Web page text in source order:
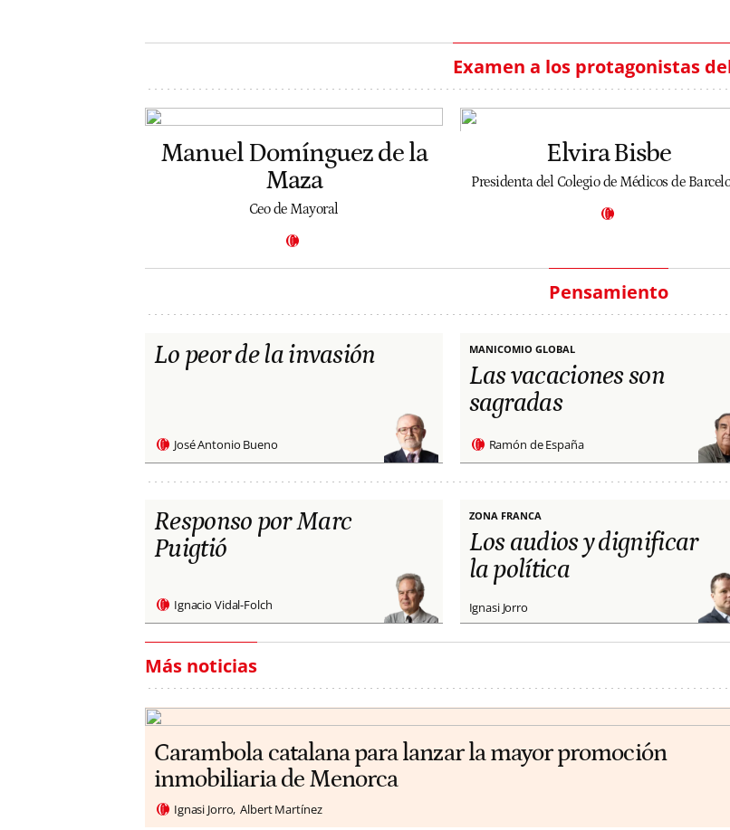
Examen a los protagonistas
Manuel Domínguez de la
Maza
Ceo de Mayoral
Elvira Bisbe
Presidenta del Colegio de Médicos de
Pensamiento
Lo peor de la invasión
José Antonio Bueno
MANICOMIO GLOBAL
Las vacaciones son
sagradas
Ramón de España
Responso por Marc
Puigtió
Ignacio Vidal-Folch
ZONA FRANCA
Los audios y dignificar
la política
Ignasi Jorro
Más noticias
Carambola catalana para lanzar la mayor promoción
inmobiliaria de Menorca
Ignasi Jorro Albert Martínez